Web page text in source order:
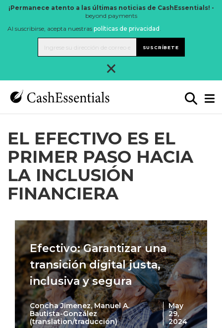
¡Permanece atento a las últimas noticias de CashEssentials! -
beyond payments
Al suscribirse, acepta nuestras políticas de privacidad .
SUSCRÍBETE
×
EL EFECTIVO ES EL
PRIMER PASO HACIA
LA INCLUSIÓN
FINANCIERA
Efectivo: Garantizar una
transición digital justa,
inclusiva y segura
Concha Jimenez, Manuel A.
Bautista-González
(translation/traducción)
May
29,
2024